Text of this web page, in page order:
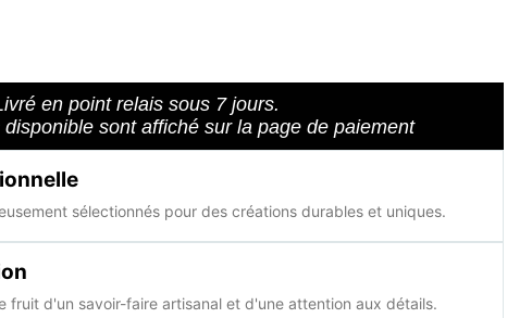
en point relais sous 7 jours.
sont affiché sur la page de paiement
sélectionnés pour des créations durables et uniques.
fruit d'un savoir-faire artisanal et d'une attention aux détails.